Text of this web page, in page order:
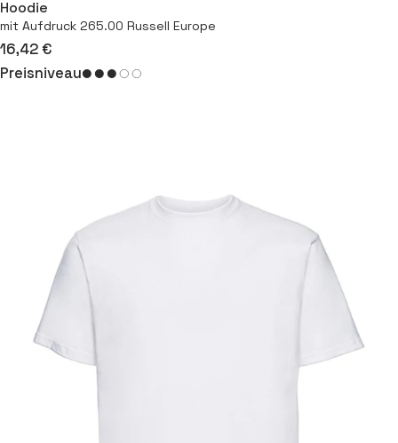
Hoodie
mit Aufdruck 265.00 Russell Europe
16,42 €
Preisniveau